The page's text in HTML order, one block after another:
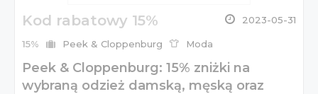
Kod rabatowy 15% 2023-05-31
15% Peek & Cloppenburg Moda
Peek & Cloppenburg: 15% zniżki na
wybraną odzież damską, męską oraz